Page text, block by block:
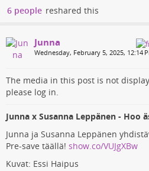
6 people reshared this
Junna
Wednesday, February 5, 2025, 12:14
The media in this post is not
please log in.
Junna x Susanna Leppänen - Hoo
Junna ja Susanna Leppänen
Pre-save täällä! show.co/VUJgXBw
Kuvat: Essi Haipus